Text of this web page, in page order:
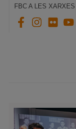
FBC A LES XARXES